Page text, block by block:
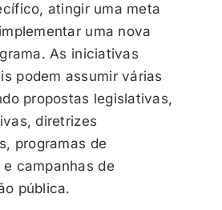
atingir uma meta
uma nova
As iniciativas
podem assumir várias
propostas legislativas,
diretrizes
programas de
campanhas de
pública.